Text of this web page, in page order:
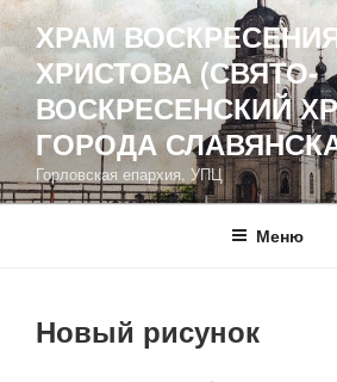
Перейти
к
содержимому
ХРАМ
ХРИСТОВА (СВЯТО-
ВОСКРЕСЕНСКИЙ
ГОРОДА
Горловская епархия, УПЦ
Меню
Новый рисунок